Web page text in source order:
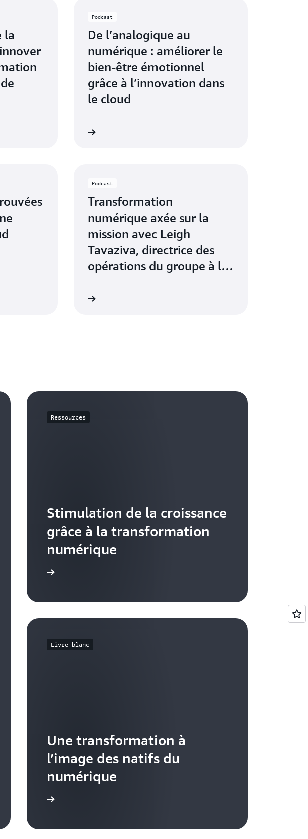
la
Podcast
De l’analogique au
numérique : améliorer le
bien-être émotionnel
grâce à l’innovation dans
le cloud
Podcast
Transformation
numérique axée sur la
mission avec Leigh
Tavaziva, directrice des
opérations du groupe à la
Ressources
Stimulation de la croissance
grâce à la transformation
numérique
Livre blanc
Une transformation à
l’image des natifs du
numérique